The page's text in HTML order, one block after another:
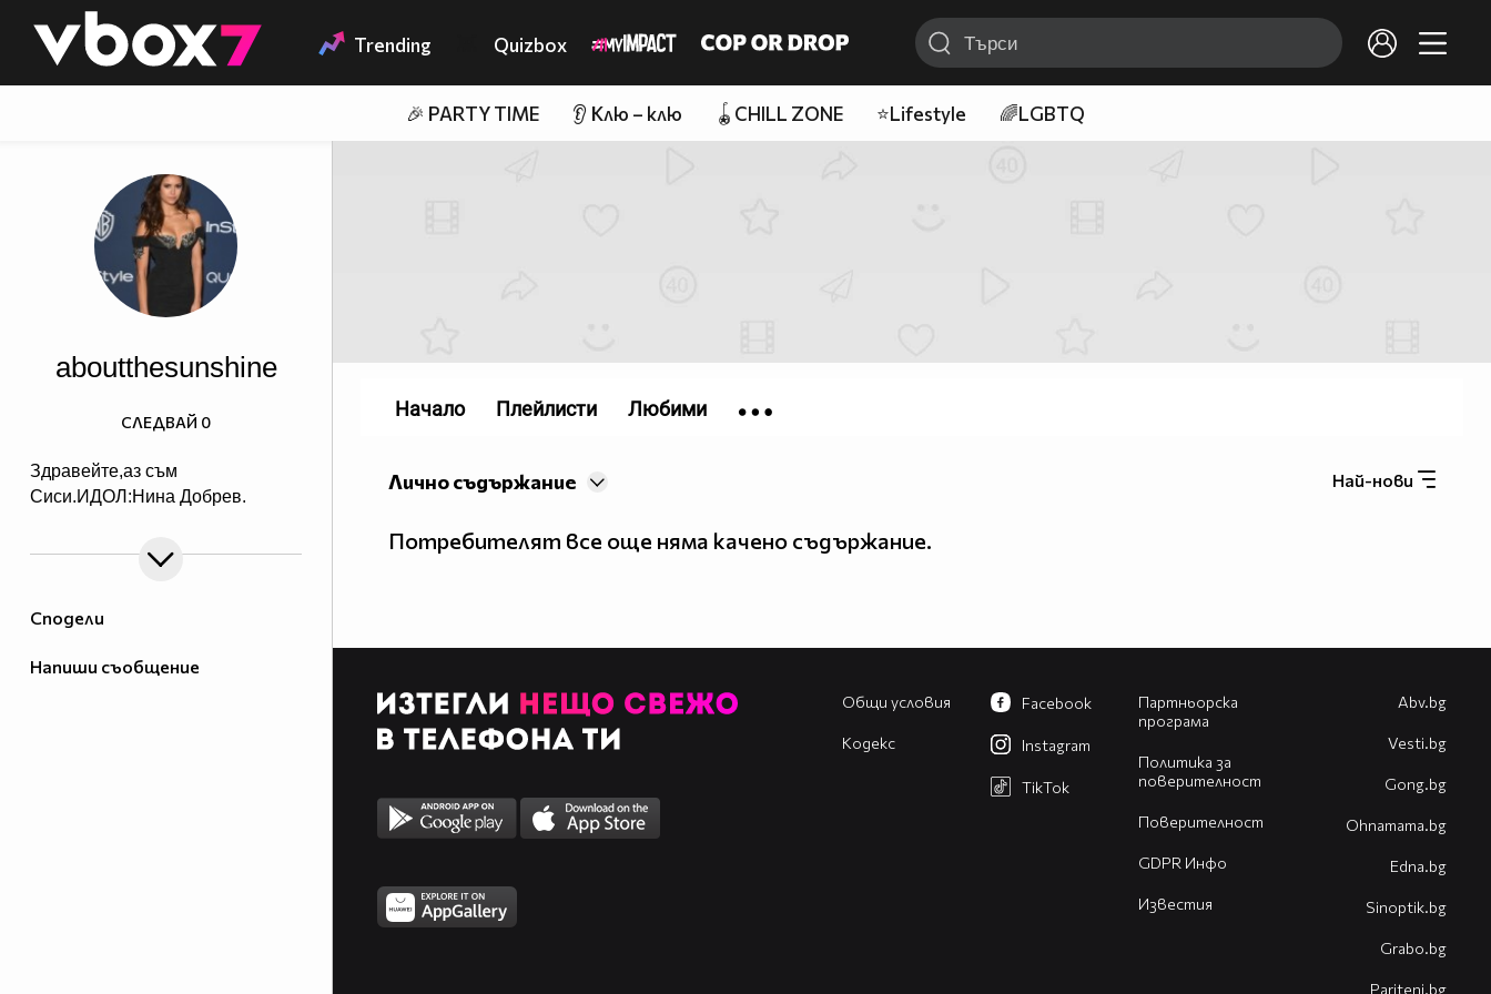
👾 Trending Quizbox
🎉 PARTY TIME 👂 Клю – клю 🪀CHILL ZONE ⭐Lifestyle 🌈LGBTQ
Сподели
Напиши съобщение
aboutthesunshine
Здравейте,аз съм
Сиси.ИДОЛ:Нина Добрев.
СЛЕДВАЙ 0
Най-нови
Лично съдържание
Потребителят все още няма качено съдържание.
Начало Плейлисти Любими
Общи условия
Кодекс
Партньорска
програма
Политика за
поверителност
Поверителност
GDPR Инфо
Известия
Facebook
Instagram
TikTok
Abv.bg
Vesti.bg
Gong.bg
Оhnamama.bg
Edna.bg
Sinoptik.bg
Grabo.bg
Pariteni.bg